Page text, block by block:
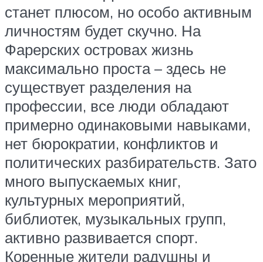
станет плюсом, но особо активным
личностям будет скучно. На
Фарерских островах жизнь
максимально проста – здесь не
существует разделения на
профессии, все люди обладают
примерно одинаковыми навыками,
нет бюрократии, конфликтов и
политических разбирательств. Зато
много выпускаемых книг,
культурных мероприятий,
библиотек, музыкальных групп,
активно развивается спорт.
Коренные жители радушны и